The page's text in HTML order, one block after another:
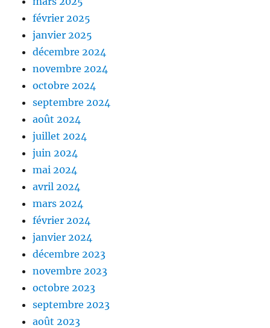
février 2025
janvier 2025
décembre 2024
novembre 2024
octobre 2024
septembre 2024
août 2024
juillet 2024
juin 2024
mai 2024
avril 2024
mars 2024
février 2024
janvier 2024
décembre 2023
novembre 2023
octobre 2023
septembre 2023
août 2023